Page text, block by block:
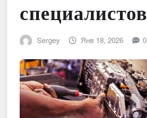
специалистов
Sergey Янв 18, 2026 0